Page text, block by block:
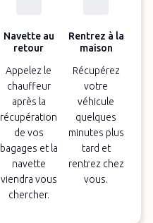
Navette au
retour
Appelez le
chauffeur
après la
récupération
de vos
bagages et la
navette
viendra vous
chercher.
Rentrez à la
maison
Récupérez
votre
véhicule
quelques
minutes plus
tard et
rentrez chez
vous.